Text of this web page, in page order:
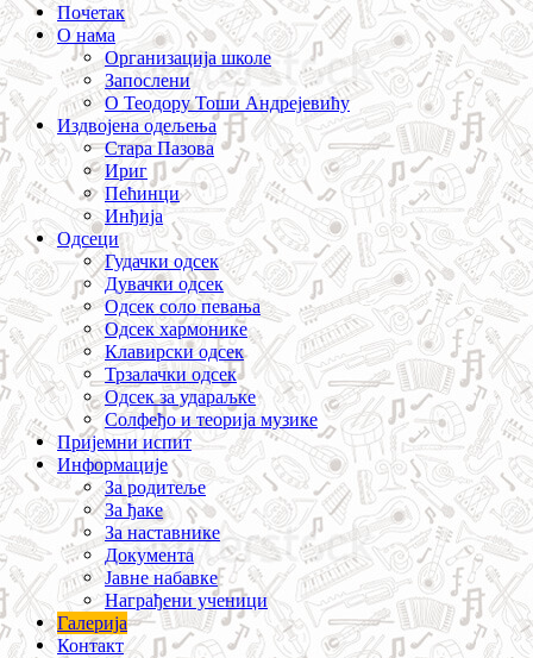
Почетак
О нама
Организација школе
Запослени
О Теодору Тоши Андрејевићу
Издвојена одељења
Стара Пазова
Ириг
Пећинци
Инђија
Одсеци
Гудачки одсек
Дувачки одсек
Одсек соло певања
Одсек хармонике
Клавирски одсек
Трзалачки одсек
Одсек за удараљке
Солфеђо и теорија музике
Пријемни испит
Информације
За родитеље
За ђаке
За наставнике
Документа
Јавне набавке
Награђени ученици
Галерија
Контакт